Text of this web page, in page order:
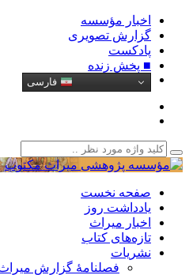
اخبار مؤسسه
گزارش تصویری
پادکست‌
■ پخش زنده
فارسی
صفحه نخست
یادداشت روز
اخبار میراث
تازه‌های کتاب
نشریات
فصلنامۀ گزارش